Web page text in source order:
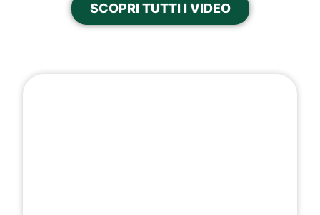
SCOPRI TUTTI I VIDEO